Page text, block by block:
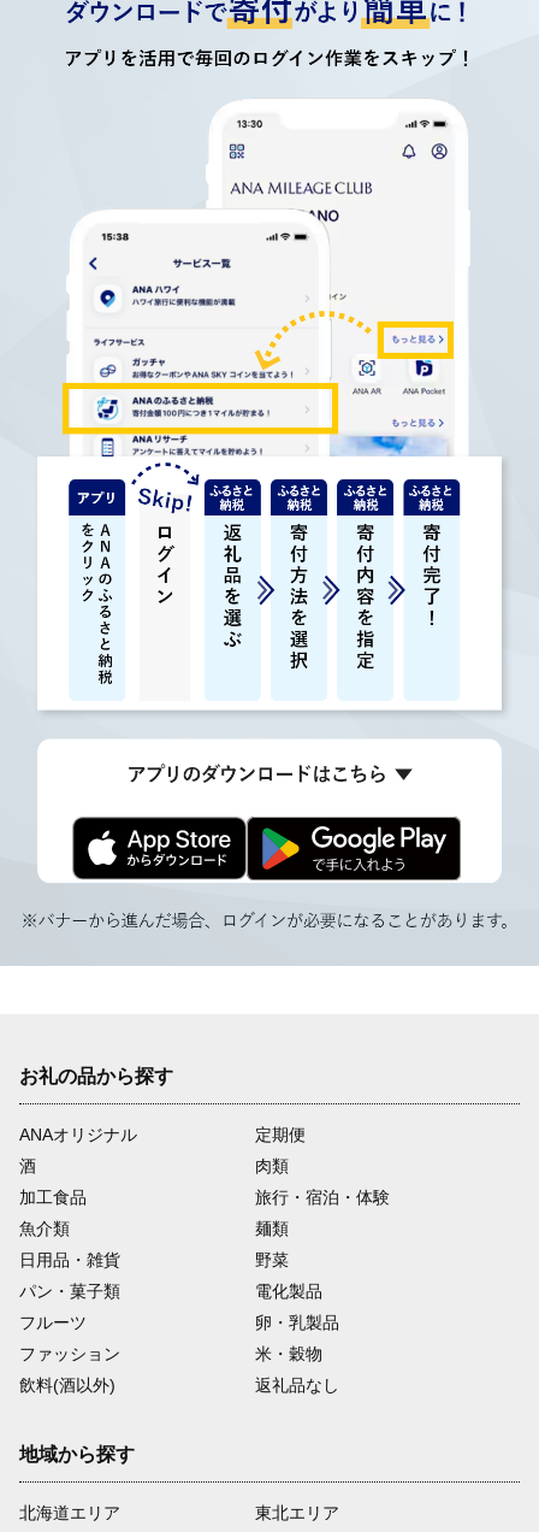
お礼の品から探す
ANAオリジナル
定期便
酒
肉類
加工食品
旅行・宿泊・体験
魚介類
麺類
日用品・雑貨
野菜
パン・菓子類
電化製品
フルーツ
卵・乳製品
ファッション
米・穀物
飲料(酒以外)
返礼品なし
地域から探す
北海道エリア
東北エリア